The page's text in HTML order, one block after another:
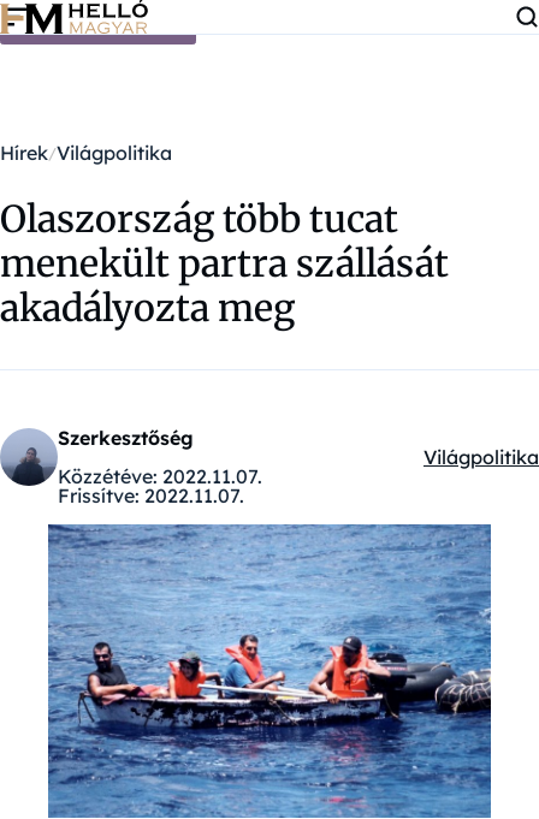
Ugrás a tartalomra
Hírek Világpolitika
Olaszország több tucat
menekült partra szállását
akadályozta meg
Szerkesztőség
Közzétéve: 2022.11.07.
Frissítve: 2022.11.07.
Kategóriák:
Világpolitika